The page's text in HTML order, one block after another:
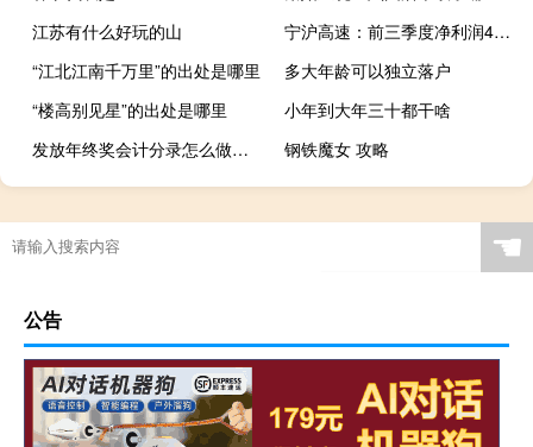
江苏有什么好玩的山
宁沪高速：前三季度净利润40.37亿元 同比增长29.84%
“江北江南千万里”的出处是哪里
多大年龄可以独立落户
“楼高别见星”的出处是哪里
小年到大年三十都干啥
发放年终奖会计分录怎么做（发放年终奖金会计分录）
钢铁魔女 攻略
☚
公告